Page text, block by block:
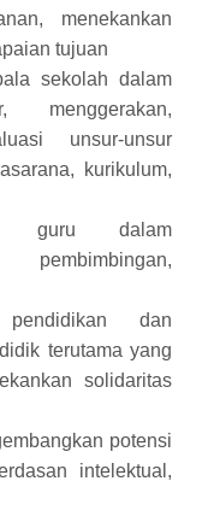
menekankan
tujuan
sekolah dalam
menggerakan,
unsur-unsur
kurikulum,
guru dalam
pembimbingan,
pendidikan dan
terutama yang
solidaritas
potensi
intelektual,